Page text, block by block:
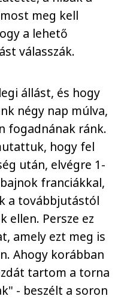
meg kell
a lehető
válasszák.
állást, és hogy
négy nap múlva,
fogadnának ránk.
hogy fel
után, elvégre 1-
franciákkal,
a továbbjutástól
ellen. Persze ez
amely ezt meg is
Ahogy korábban
tartom a torna
- beszélt a soron